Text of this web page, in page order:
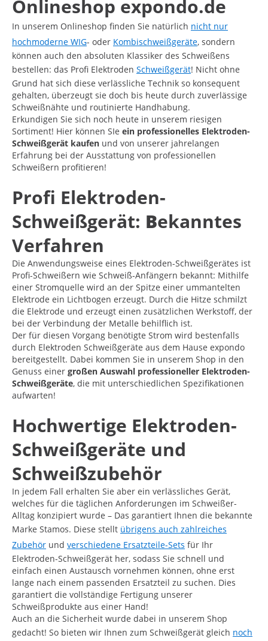
Onlineshop expondo.de
In unserem Onlineshop finden Sie natürlich nicht nur
hochmoderne WIG- oder Kombischweißgeräte, sondern
können auch den absoluten Klassiker des Schweißens
bestellen: das Profi Elektroden Schweißgerät! Nicht ohne
Grund hat sich diese verlässliche Technik so konsequent
gehalten, überzeugt sie doch bis heute durch zuverlässige
Schweißnähte und routinierte Handhabung.
Erkundigen Sie sich noch heute in unserem riesigen
Sortiment! Hier können SIe ein professionelles Elektroden-
Schweißgerät kaufen und von unserer jahrelangen
Erfahrung bei der Ausstattung von professionellen
Schweißern profitieren!
Profi Elektroden-
Schweißgerät: Bekanntes
Verfahren
Die Anwendungsweise eines Elektroden-Schweißgerätes ist
Profi-Schweißern wie Schweiß-Anfängern bekannt: Mithilfe
einer Stromquelle wird an der Spitze einer ummantelten
Elektrode ein Lichtbogen erzeugt. Durch die Hitze schmilzt
die Elektrode und erzeugt einen zusätzlichen Werkstoff, der
bei der Verbindung der Metalle behilflich ist.
Der für diesen Vorgang benötigte Strom wird bestenfalls
durch Elektroden Schweißgeräte aus dem Hause expondo
bereitgestellt. Dabei kommen Sie in unserem Shop in den
Genuss einer großen Auswahl professioneller Elektroden-
Schweißgeräte, die mit unterschiedlichen Spezifikationen
aufwarten!
Hochwertige Elektroden-
Schweißgeräte und
Schweißzubehör
In jedem Fall erhalten Sie aber ein verlässliches Gerät,
welches für die täglichen Anforderungen im Schweißer-
Alltag konzipiert wurde – Das garantiert Ihnen die bekannte
Marke Stamos. Diese stellt übrigens auch zahlreiches
Zubehör und verschiedene Ersatzteile-Sets für Ihr
Elektroden-Schweißgerät her, sodass Sie schnell und
einfach einen Austausch vornehmen können, ohne erst
lange nach einem passenden Ersatzteil zu suchen. Dies
garantiert die vollständige Fertigung unserer
Schweißprodukte aus einer Hand!
Auch an die Sicherheit wurde dabei in unserem Shop
gedacht! So bieten wir Ihnen zum Schweißgerät gleich noch